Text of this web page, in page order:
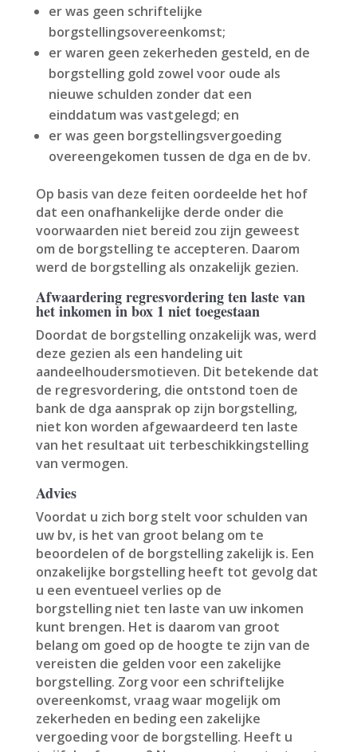
er was geen schriftelijke
borgstellingsovereenkomst;
er waren geen zekerheden gesteld, en de
borgstelling gold zowel voor oude als
nieuwe schulden zonder dat een
einddatum was vastgelegd; en
er was geen borgstellingsvergoeding
overeengekomen tussen de dga en de bv.
Op basis van deze feiten oordeelde het hof
dat een onafhankelijke derde onder die
voorwaarden niet bereid zou zijn geweest
om de borgstelling te accepteren. Daarom
werd de borgstelling als onzakelijk gezien.
Afwaardering regresvordering ten laste van
het inkomen in box 1 niet toegestaan
Doordat de borgstelling onzakelijk was, werd
deze gezien als een handeling uit
aandeelhoudersmotieven. Dit betekende dat
de regresvordering, die ontstond toen de
bank de dga aansprak op zijn borgstelling,
niet kon worden afgewaardeerd ten laste
van het resultaat uit terbeschikkingstelling
van vermogen.
Advies
Voordat u zich borg stelt voor schulden van
uw bv, is het van groot belang om te
beoordelen of de borgstelling zakelijk is. Een
onzakelijke borgstelling heeft tot gevolg dat
u een eventueel verlies op de
borgstelling niet ten laste van uw inkomen
kunt brengen. Het is daarom van groot
belang om goed op de hoogte te zijn van de
vereisten die gelden voor een zakelijke
borgstelling. Zorg voor een schriftelijke
overeenkomst, vraag waar mogelijk om
zekerheden en beding een zakelijke
vergoeding voor de borgstelling. Heeft u